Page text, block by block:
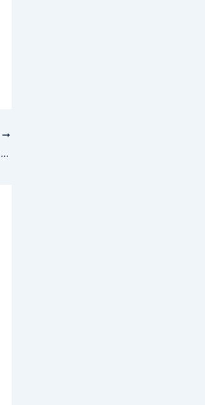
Schalke 04 de retour au sommet : Moussa Sylla retrouve la Bundesliga